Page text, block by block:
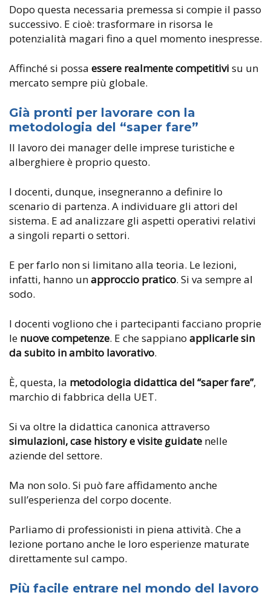
Dopo questa necessaria premessa si compie il passo
successivo. E cioè: trasformare in risorsa le
potenzialità magari fino a quel momento inespresse.
Affinché si possa essere realmente competitivi su un
mercato sempre più globale.
Già pronti per lavorare con la
metodologia del “saper fare”
Il lavoro dei manager delle imprese turistiche e
alberghiere è proprio questo.
I docenti, dunque, insegneranno a definire lo
scenario di partenza. A individuare gli attori del
sistema. E ad analizzare gli aspetti operativi relativi
a singoli reparti o settori.
E per farlo non si limitano alla teoria. Le lezioni,
infatti, hanno unapproccio pratico. Si va sempre al
sodo.
I docenti vogliono che i partecipanti facciano proprie
le nuove competenze. E che sappiano applicarle sin
da subito in ambito lavorativo.
È, questa, la metodologia didattica del “saper fare”,
marchio di fabbrica della UET.
Si va oltre la didattica canonica attraverso
simulazioni, case history e visite guidate nelle
aziende del settore.
Ma non solo. Si può fare affidamento anche
sull’esperienza del corpo docente.
Parliamo di professionisti in piena attività. Che a
lezione portano anche le loro esperienze maturate
direttamente sul campo.
Più facile entrare nel mondo del lavoro